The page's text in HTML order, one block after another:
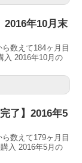
2016年10月末
数えて184ヶ月目
入 2016年10月の
了】2016年5
数えて179ヶ月目
入 2016年5月の